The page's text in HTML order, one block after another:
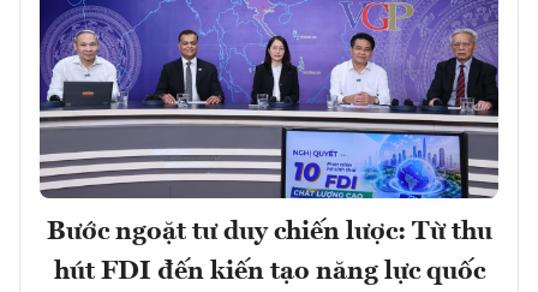
Bước ngoặt tư duy chiến lược: Từ thu
hút FDI đến kiến tạo năng lực quốc